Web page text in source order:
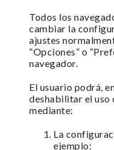
Todos los
cambiar la
ajustes
“Opciones” o
navegador.
El usuario podrá,
deshabilitar el uso
mediante:
La
ejemplo: